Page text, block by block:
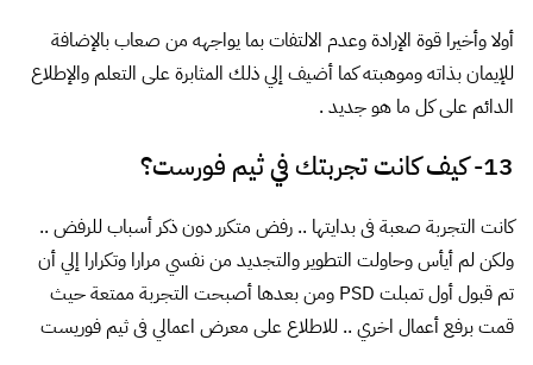
أولا وأخيرا قوة الإرادة وعدم الالتفات بما يواجهه من صعاب بالإضافة
للإيمان بذاته وموهبته كما أضيف إلي ذلك المثابرة على التعلم والإطلاع
الدائم على كل ما هو جديد .
13- كيف كانت تجربتك في ثيم فورست؟
كانت التجربة صعبة فى بدايتها .. رفض متكرر دون ذكر أسباب للرفض ..
ولكن لم أيأس وحاولت التطوير والتجديد من نفسي مرارا وتكرارا إلي أن
تم قبول أول تمبلت PSD ومن بعدها أصبحت التجربة ممتعة حيث
قمت برفع أعمال اخري .. للاطلاع على معرض اعمالي فى ثيم فوريست